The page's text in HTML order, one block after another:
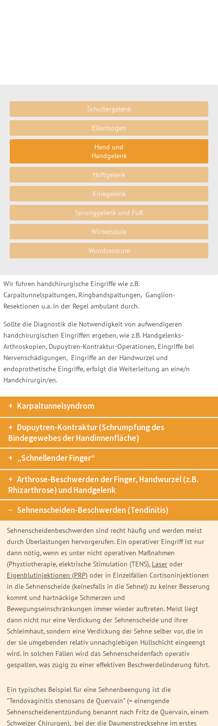
Schultergelenk
Ellenbogen
Hand und
Handgelenk
Hüftgelenk
Kniegelenk
Sprunggelenk und Fuß
Wirbelsäule
Wundzentrum
Wir führen handchirurgische Eingriffe wie z.B.
Carpaltunnelspaltungen, Ringbandspaltungen, Ganglion-
Resektionen u.a. in der Regel ambulant durch.
Sollte die Diagnostik die Notwendigkeit von aufwendigeren
handchirurgischen Eingriffen ergeben, wie z.B. Handgelenks-
Arthroskopien, Dupuytren-Kontraktur-Operationen, Eingriffe bei
Nervenschädigungen, Eingriffe an der Handwurzel und
endoprothetische Eingriffe, erfolgt die Weiterleitung an eine/n
Handchirurgin/en.
Karpaltunnelsyndrom
Dupuytren-Kontraktur (Schrumpfung des
Bindegewebes der Handinnenfläche)
„Schnellender Finger“
Arthrose-Beschwerden der Finger, Handwurzel (z.B.
Rhizarthrose) und Handgelenk
Sehnenscheiden-Beschwerden (Tendinitis)
Sehnenscheidenbeschwerden sind recht häufig und werden meist
durch Überlastungen hervorgerufen. Ein operativer Eingriff ist nur
dann nötig, wenn es unter nicht operativen Maßnahmen
(Phystiotherapie, elektrische Stimulation (TENS), Laser oder
Eigenblutinjektionen (PRP) oder in Einzelfällen Cortisoninjektionen
in die Sehnenscheide (keinesfalls in die Sehne)) zu keiner Besserung
kommt und hartnäckige Schmerzen und
Bewegungseinschränkungen immer wieder auftreten. Meist liegt
dann nicht nur eine Verdickung der Sehnenscheide und ihrer
Schleimhaut, sondern eine Verdickung der Sehne selber vor, die in
der sie umgebenden relativ unnachgiebigen Hüllschicht eingeengt
wird. In solchen Fällen wird das Sehnenscheidenfach operativ
gespalten, was zügig zu einer effektiven Beschwerdelinderung führt.
Ein typisches Beispiel für eine Sehnenbeengung ist die
"Tendovaginitis stenosans de Quervain" (= einengende
Sehnenscheidenentzündung benannt nach Fritz de Quervain, einem
Schweizer Chirurgen), bei der die Daumenstrecksehne im erstes